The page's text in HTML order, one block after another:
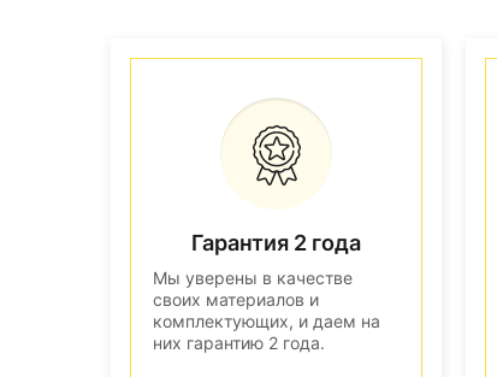
Гарантия 2 года
Мы уверены в качестве
своих материалов и
комплектующих, и даем на
них гарантию 2 года.